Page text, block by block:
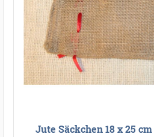
Jute Säckchen 18 x 25